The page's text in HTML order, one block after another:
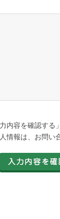
内容を確認する
情報は、お問い